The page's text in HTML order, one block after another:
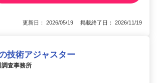
更新日： 2026/05/19 掲載終了日： 2026/11/19
技術アジャスター
査事務所